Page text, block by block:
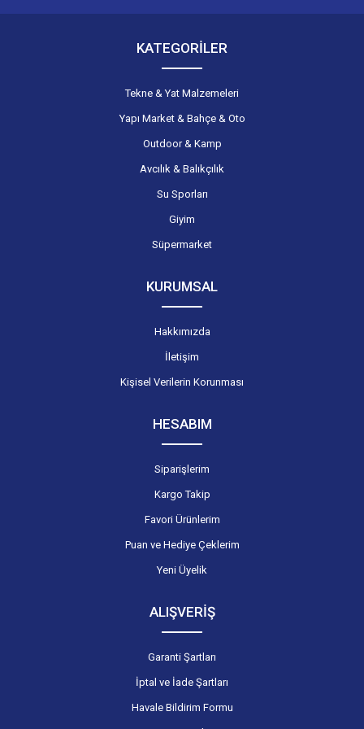
KATEGORİLER
Tekne & Yat Malzemeleri
Yapı Market & Bahçe & Oto
Outdoor & Kamp
Avcılık & Balıkçılık
Su Sporları
Giyim
Süpermarket
KURUMSAL
Hakkımızda
İletişim
Kişisel Verilerin Korunması
HESABIM
Siparişlerim
Kargo Takip
Favori Ürünlerim
Puan ve Hediye Çeklerim
Yeni Üyelik
ALIŞVERİŞ
Garanti Şartları
İptal ve İade Şartları
Havale Bildirim Formu